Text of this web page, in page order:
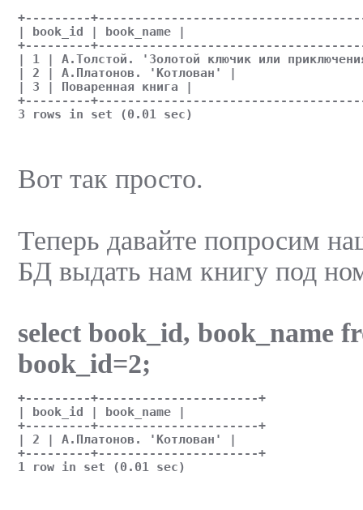
+---------
| book_id | book_name |
+---------
| 1 | А.Толстой. 'Золотой ключик или
| 2 | А.Платонов. 'Котлован' |
| 3 | Поваренная книга |
+---------
3 rows in set (0.01 sec)
Вот так просто.
Теперь давайте попросим
БД выдать нам книгу под
select book_id, book_name
book_id=2;
+---------+----------------------+
| book_id | book_name |
+---------+----------------------+
| 2 | А.Платонов. 'Котлован' |
+---------+----------------------+
1 row in set (0.01 sec)